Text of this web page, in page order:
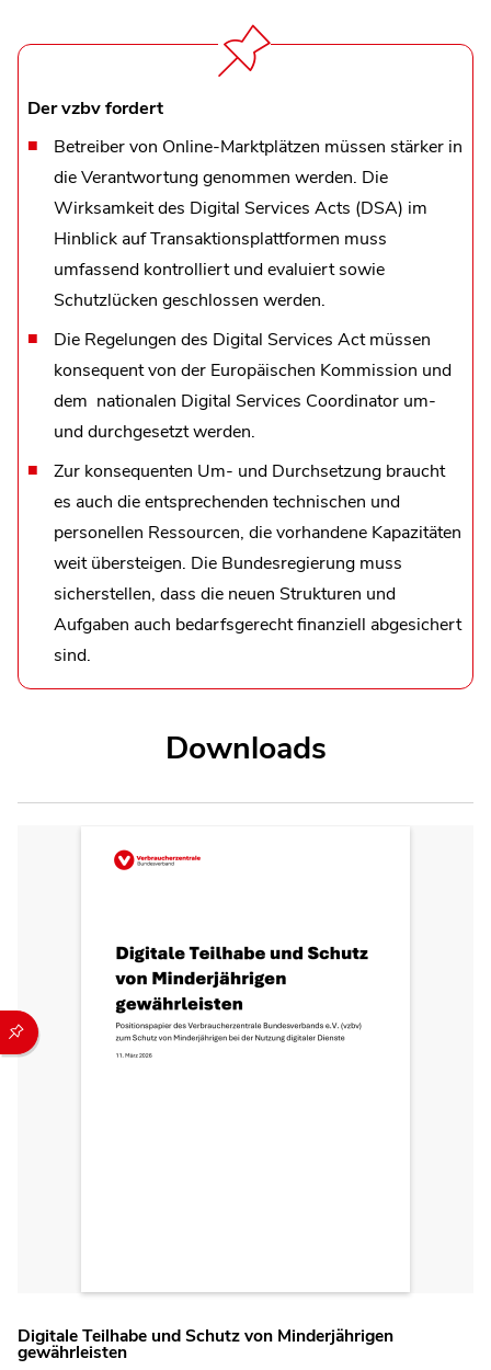
Durch die folgenden Buttons können Sie direkt auf einen
Der vzbv fordert
Betreiber von Online-Marktplätzen müssen stärker in
die Verantwortung genommen werden. Die
Wirksamkeit des Digital Services Acts (DSA) im
Hinblick auf Transaktionsplattformen muss
umfassend kontrolliert und evaluiert sowie
Schutzlücken geschlossen werden.
Die Regelungen des Digital Services Act müssen
konsequent von der Europäischen Kommission und
dem nationalen Digital Services Coordinator um-
und durchgesetzt werden.
Zur konsequenten Um- und Durchsetzung braucht
es auch die entsprechenden technischen und
personellen Ressourcen, die vorhandene Kapazitäten
weit übersteigen. Die Bundesregierung muss
sicherstellen, dass die neuen Strukturen und
Aufgaben auch bedarfsgerecht finanziell abgesichert
sind.
Downloads
Digitale Teilhabe und Schutz von Minderjährigen
gewährleisten